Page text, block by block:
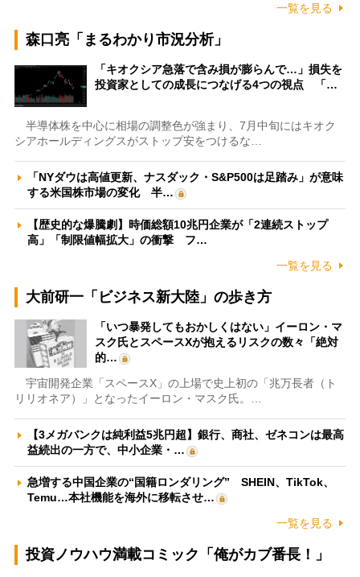
一覧を見る
森口亮「まるわかり市況分析」
「キオクシア急落で含み損が膨らんで…」損失を
投資家としての成長につなげる4つの視点 「…
半導体株を中心に相場の調整色が強まり、7月中旬にはキオク
シアホールディングスがストップ安をつけるな…
「NYダウは高値更新、ナスダック・S&P500は足踏み」が意味
する米国株市場の変化 半…
【歴史的な爆騰劇】時価総額10兆円企業が「2連続ストップ
高」「制限値幅拡大」の衝撃 フ…
一覧を見る
大前研一「ビジネス新大陸」の歩き方
「いつ暴発してもおかしくはない」イーロン・マ
スク氏とスペースXが抱えるリスクの数々「絶対
的…
宇宙開発企業「スペースX」の上場で史上初の「兆万長者（ト
リリオネア）」となったイーロン・マスク氏。…
【3メガバンクは純利益5兆円超】銀行、商社、ゼネコンは最高
益続出の一方で、中小企業・…
急増する中国企業の“国籍ロンダリング” SHEIN、TikTok、
Temu…本社機能を海外に移転させ…
一覧を見る
投資ノウハウ満載コミック「俺がカブ番長！」